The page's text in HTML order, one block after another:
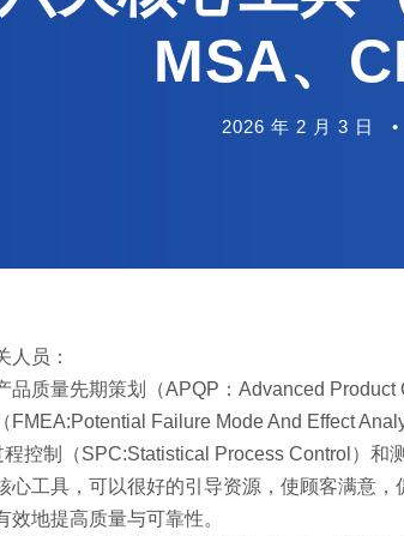
MSA、
2026 年 2 月 3 日 •
人员：
品质量先期策划（APQP：Advanced
FMEA:Potential Failure Mode And Effect
控制（SPC:Statistical Process Control）
心工具，可以很好的引导资源，使顾客满意
效地提高质量与可靠性。